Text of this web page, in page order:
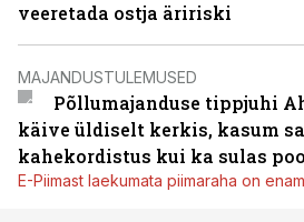
veeretada ostja äririski
MAJANDUSTULEMUSED
Põllumajanduse tippjuhi
käive üldiselt kerkis, kasum
kahekordistus kui ka sulas
E-Piimast laekumata piimaraha on